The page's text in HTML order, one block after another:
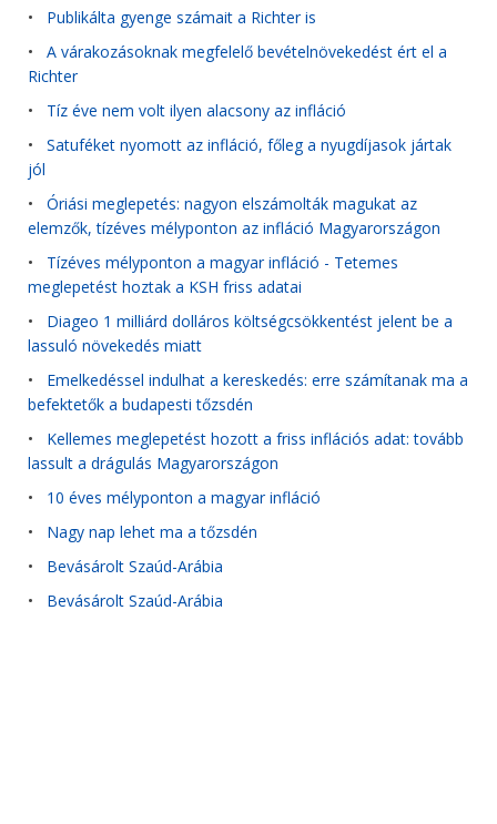
• Publikálta gyenge számait a Richter is
• A várakozásoknak megfelelő bevételnövekedést ért el a
Richter
• Tíz éve nem volt ilyen alacsony az infláció
• Satuféket nyomott az infláció, főleg a nyugdíjasok jártak
jól
• Óriási meglepetés: nagyon elszámolták magukat az
elemzők, tízéves mélyponton az infláció Magyarországon
• Tízéves mélyponton a magyar infláció - Tetemes
meglepetést hoztak a KSH friss adatai
• Diageo 1 milliárd dolláros költségcsökkentést jelent be a
lassuló növekedés miatt
• Emelkedéssel indulhat a kereskedés: erre számítanak ma a
befektetők a budapesti tőzsdén
• Kellemes meglepetést hozott a friss inflációs adat: tovább
lassult a drágulás Magyarországon
• 10 éves mélyponton a magyar infláció
• Nagy nap lehet ma a tőzsdén
• Bevásárolt Szaúd-Arábia
• Bevásárolt Szaúd-Arábia